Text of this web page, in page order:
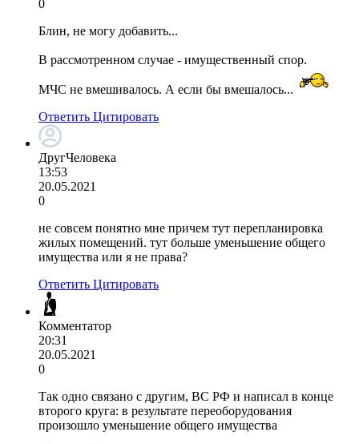
0
Блин, не могу добавить...
В рассмотренном случае - имущественный спор.
МЧС не вмешивалось. А если бы вмешалось...
Ответить Цитировать
ДругЧеловека
13:53
20.05.2021
0
не совсем понятно мне причем тут перепланировка
жилых помещений. тут больше уменьшение общего
имущества или я не права?
Ответить Цитировать
Комментатор
20:31
20.05.2021
0
Так одно связано с другим, ВС РФ и написал в конце
второго круга: в результате переоборудования
произошло уменьшение общего имущества